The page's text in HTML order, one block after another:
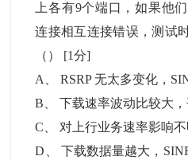
上各有9个端口，如果他
连接相互连接错误，测试
（） [1分]
A
、RSRP 无太多变化，
B 、下载速率波动比较大
C
对上行业务速率影响
D
下载数据量越大，